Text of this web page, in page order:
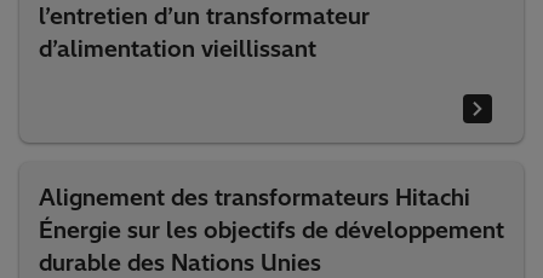
l’entretien d’un transformateur
d’alimentation vieillissant
Alignement des transformateurs Hitachi
Énergie sur les objectifs de développement
durable des Nations Unies